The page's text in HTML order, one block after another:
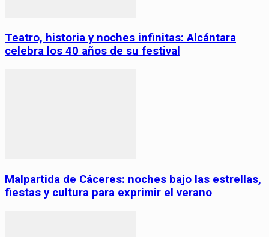
Teatro, historia y noches infinitas: Alcántara
celebra los 40 años de su festival
Malpartida de Cáceres: noches bajo las estrellas,
fiestas y cultura para exprimir el verano